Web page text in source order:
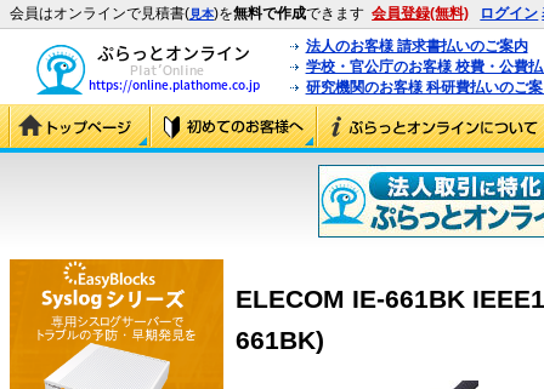
会員はオンラインで見積書(見本)を無料で作成できます 会員登録(無料) ログイン
法人のお客様 請求書払いのご案内
学校・官公庁のお客様 校費・公費
研究機関のお客様 科研費払いのご
ELECOM IE-661BK
661BK)